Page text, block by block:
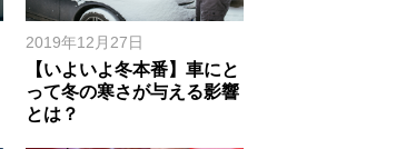
2019年12月27日
【いよいよ冬本番】車にと
って冬の寒さが与える影響
とは？